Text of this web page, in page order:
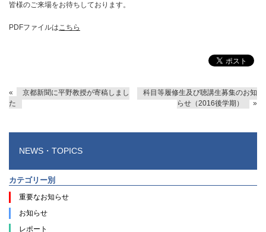
皆様のご来場をお待ちしております。
PDFファイルはこちら
«
京都新聞に平野教授が寄稿しまし
た
科目等履修生及び聴講生募集のお知
らせ（2016後学期）
»
NEWS・TOPICS
カテゴリー別
重要なお知らせ
お知らせ
レポート